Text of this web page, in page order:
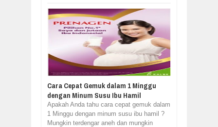
Cara Cepat Gemuk dalam 1 Minggu
dengan Minum Susu Ibu Hamil
Apakah Anda tahu cara cepat gemuk dalam
1 Minggu dengan minum susu ibu hamil ?
Mungkin terdengar aneh dan mungkin